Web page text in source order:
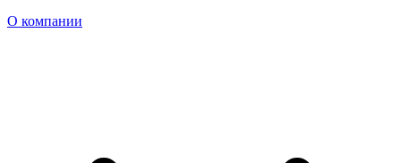
О компании